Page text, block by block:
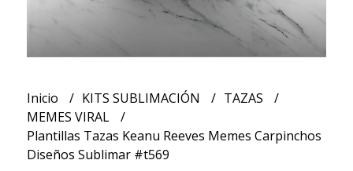
Inicio KITS SUBLIMACIÓN
TAZAS
MEMES VIRAL
Plantillas Tazas Keanu Reeves Memes Carpinchos
Diseños Sublimar #t569